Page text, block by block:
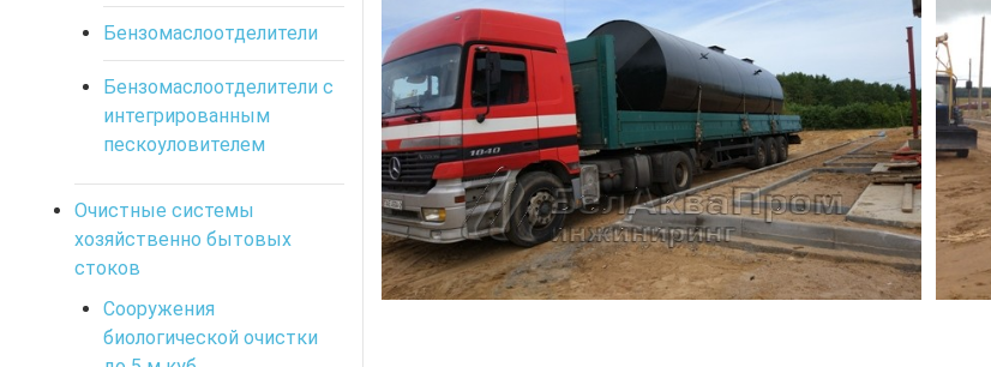
Бензомаслоотделители
Бензомаслоотделители с
интегрированным
пескоуловителем
Очистные системы
хозяйственно бытовых
стоков
Сооружения
биологической очистки